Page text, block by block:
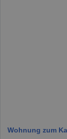
Wohnung zum